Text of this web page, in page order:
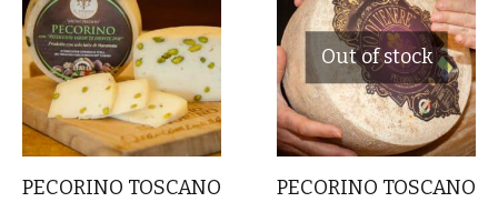
PECORINO TOSCANO
Out of stock
PECORINO TOSCANO